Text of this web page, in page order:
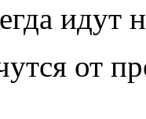
идут
от